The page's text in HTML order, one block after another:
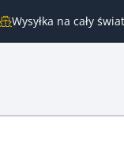
Wysyłka na cały świat